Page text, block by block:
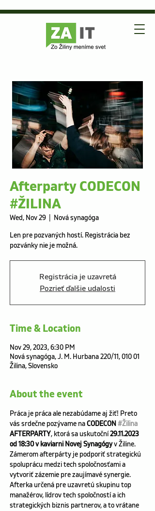
Afterparty CODECON
#ŽILINA
Wed, Nov 29 Nová synagóga
Len pre pozvaných hostí. Registrácia bez
pozvánky nie je možná.
Registrácia je uzavretá
Pozrieť ďalšie udalosti
Time & Location
Nov 29, 2023, 6:30 PM
Nová synagóga, J. M. Hurbana 220/11, 010 01
Žilina, Slovensko
About the event
Práca je práca ale nezabúdame aj žiť! Preto
vás srdečne pozývame na CODECON #Žilina
AFTERPARTY, ktorá sa uskutoční 29.11.2023
od 18:30 v kaviarni Novej Synagógy v Žiline.
Zámerom afterpárty je podporiť strategickú
spoluprácu medzi tech spoločnosťami a
vytvoriť zázemie pre zaujímavé synergie.
Afterka určená pre uzavretú skupinu top
manažérov, lídrov tech spoločností a ich
strategických biznis partnerov, a to vrátane